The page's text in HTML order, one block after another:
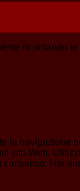
ricordando
la
sito Web.
Hai